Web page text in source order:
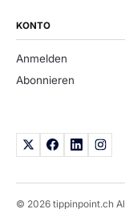
KONTO
Anmelden
Abonnieren
© 2026 tippinpoint.ch